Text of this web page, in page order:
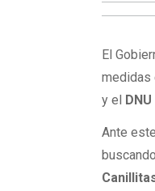
El
medidas
y el
Ante